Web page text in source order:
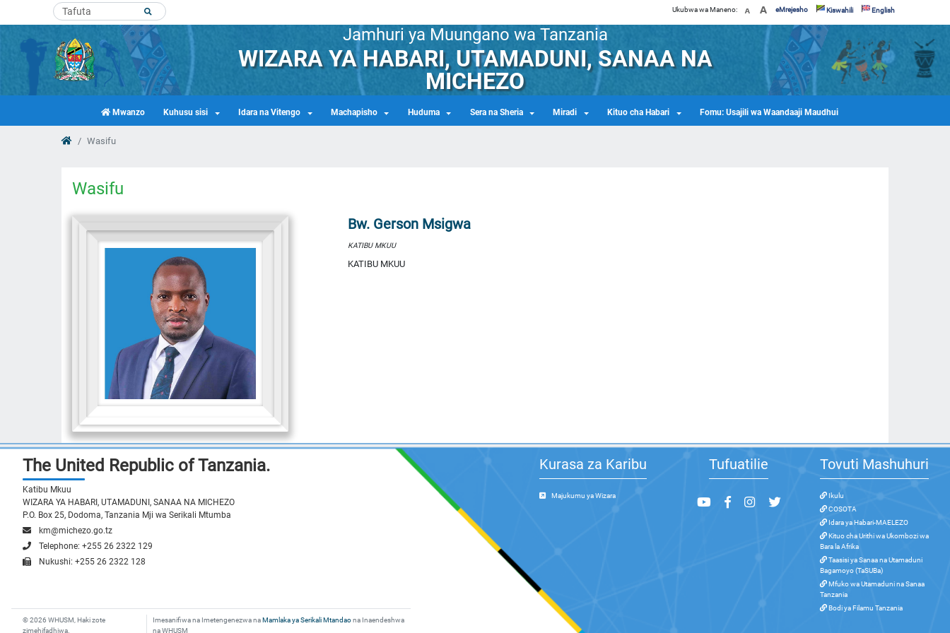
English
Kiswahili
eMrejesho
Ukubwa wa Maneno:
Jamhuri ya Muungano wa Tanzania
WIZARA YA HABARI, UTAMADUNI, SANAA NA
MICHEZO
Mwanzo Kuhusu sisi Idara na Vitengo Machapisho Huduma Sera na Sheria Miradi Kituo cha Habari Fomu: Usajili wa Waandaaji Maudhui
Wasifu
Wasifu
Bw. Gerson Msigwa
KATIBU MKUU
KATIBU MKUU
The United Republic of Tanzania.
Katibu Mkuu
WIZARA YA HABARI, UTAMADUNI, SANAA NA MICHEZO
P.O. Box 25, Dodoma, Tanzania Mji wa Serikali Mtumba
km@michezo.go.tz
Telephone: +255 26 2322 129
Nukushi: +255 26 2322 128
© 2026 WHUSM, Haki zote
zimehifadhiwa.
Imesanifiwa na Imetengenezwa naMamlaka ya Serikali Mtandaona Inaendeshwa
na WHUSM
Kurasa za Karibu
Majukumu ya Wizara
Tufuatilie Tovuti Mashuhuri
Ikulu
COSOTA
Idara ya Habari-MAELEZO
Kituo cha Urithi wa Ukombozi wa
Bara la Afrika
Taasisi ya Sanaa na Utamaduni
Bagamoyo (TaSUBa)
Mfuko wa Utamaduni na Sanaa
Tanzania
Bodi ya Filamu Tanzania